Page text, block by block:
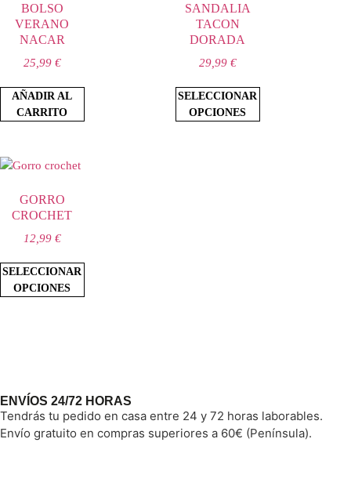
BOLSO
VERANO
NACAR
25,99 €
AÑADIR AL
CARRITO
SANDALIA
TACON
DORADA
29,99 €
SELECCIONAR
OPCIONES
GORRO
CROCHET
12,99 €
SELECCIONAR
OPCIONES
ENVÍOS 24/72 HORAS
Tendrás tu pedido en casa entre 24 y 72 horas laborables.
Envío gratuito en compras superiores a 60€ (Península).